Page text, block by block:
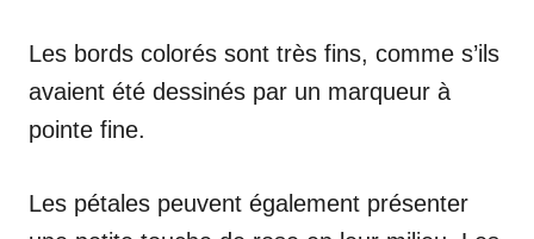
Les bords colorés sont très fins, comme s’ils
avaient été dessinés par un marqueur à
pointe fine.
Les pétales peuvent également présenter